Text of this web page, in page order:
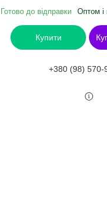
Готово до відправки Оптом і
Купити
+380 (98) 570-